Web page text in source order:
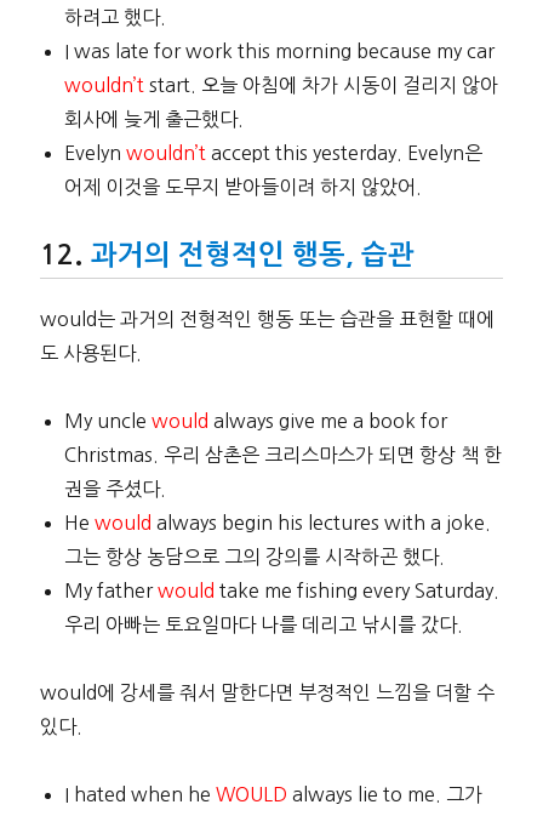
하려고 했다.
I was late for work this morning because my car
wouldn’t start. 오늘 아침에 차가 시동이 걸리지 않아
회사에 늦게 출근했다.
Evelyn wouldn’t accept this yesterday. Evelyn은
어제 이것을 도무지 받아들이려 하지 않았어.
과거의 전형적인 행동, 습관
would는 과거의 전형적인 행동 또는 습관을 표현할 때에
도 사용된다.
My uncle would always give me a book for
Christmas. 우리 삼촌은 크리스마스가 되면 항상 책 한
권을 주셨다.
He would always begin his lectures with a joke.
그는 항상 농담으로 그의 강의를 시작하곤 했다.
My fatherwould take me fishing every Saturday.
우리 아빠는 토요일마다 나를 데리고 낚시를 갔다.
would에 강세를 줘서 말한다면 부정적인 느낌을 더할 수
있다.
I hated when he WOULD always lie to me. 그가